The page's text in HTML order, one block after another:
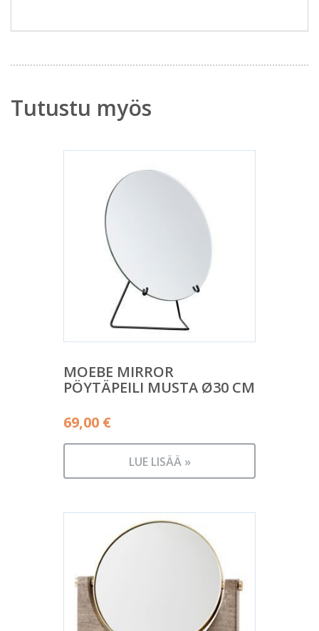
Tutustu myös
MOEBE MIRROR
PÖYTÄPEILI MUSTA Ø30 CM
69,00 €
LUE LISÄÄ »